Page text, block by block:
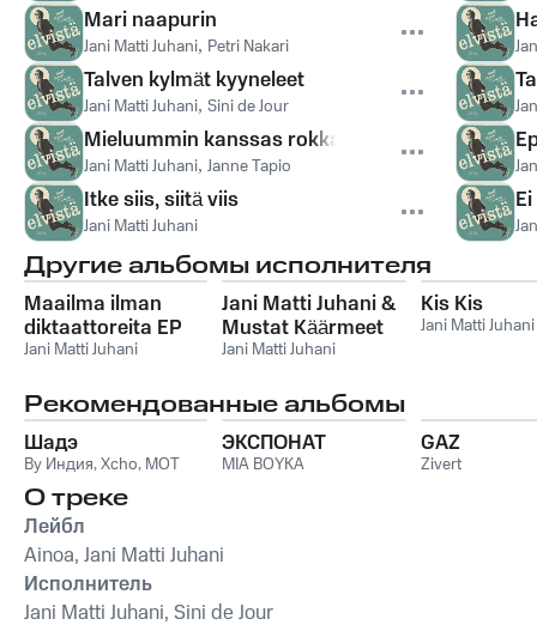
Mari naapurin
Jani Matti Juhani, Petri Nakari
Talven kylmät kyyneleet
Jani Matti Juhani, Sini de Jour
Mieluummin kanssas rokkaisin
Jani Matti Juhani, Janne Tapio
Itke siis, siitä viis
Jani Matti Juhani
Другие альбомы исполнителя
Maailma ilman
diktaattoreita EP
Jani Matti Juhani
Jani Matti Juhani &
Mustat Käärmeet
Jani Matti Juhani
Kis Kis
Jani Matti Juhani
Рекомендованные альбомы
Шадэ
By Индия,Xcho, MOT
ЭКСПОНАТ
MIA BOYKA
GAZ
Zivert
О треке
Лейбл
Ainoa, Jani Matti Juhani
Исполнитель
Jani Matti Juhani, Sini de Jour